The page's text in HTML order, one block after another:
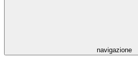
navigazione